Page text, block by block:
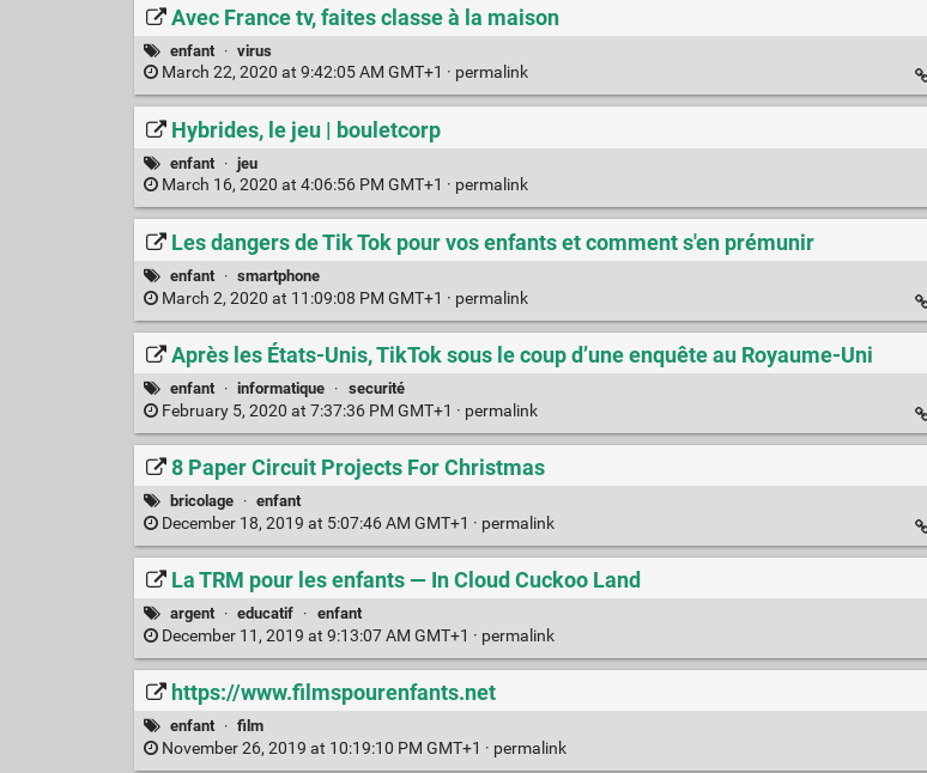
Avec France tv, faites classe à la maison
enfant · virus
March 22, 2020 at 9:42:05 AM GMT+1 · permalink
Hybrides, le jeu | bouletcorp
enfant · jeu
March 16, 2020 at 4:06:56 PM GMT+1 · permalink
Les dangers de Tik Tok pour vos enfants et comment s'en prémunir
enfant · smartphone
March 2, 2020 at 11:09:08 PM GMT+1 · permalink
Après les États-Unis, TikTok sous le coup d’une enquête au Royaume-Uni
enfant · informatique · securité
February 5, 2020 at 7:37:36 PM GMT+1 · permalink
8 Paper Circuit Projects For Christmas
bricolage · enfant
December 18, 2019 at 5:07:46 AM GMT+1 · permalink
La TRM pour les enfants — In Cloud Cuckoo Land
argent · educatif · enfant
December 11, 2019 at 9:13:07 AM GMT+1 · permalink
https://www.filmspourenfants.net
enfant · film
November 26, 2019 at 10:19:10 PM GMT+1 · permalink